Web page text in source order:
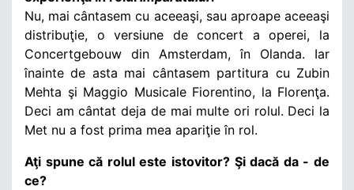
Nu, mai cântasem cu aceeaşi, sau aproape aceeaşi
distribuţie, o versiune de concert a operei, la
Concertgebouw din Amsterdam, în Olanda. Iar
înainte de asta mai cântasem partitura cu Zubin
Mehta şi Maggio Musicale Fiorentino, la Florenţa.
Deci am cântat deja de mai multe ori rolul. Deci la
Met nu a fost prima mea apariţie în rol.
Aţi spune că rolul este istovitor? Şi dacă da - de
ce?